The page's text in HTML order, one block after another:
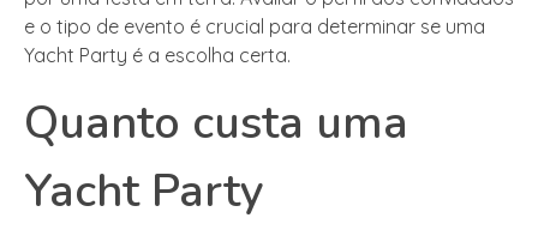
e o tipo de evento é crucial para determinar se uma
Yacht Party é a escolha certa.
Quanto custa uma
Yacht Party